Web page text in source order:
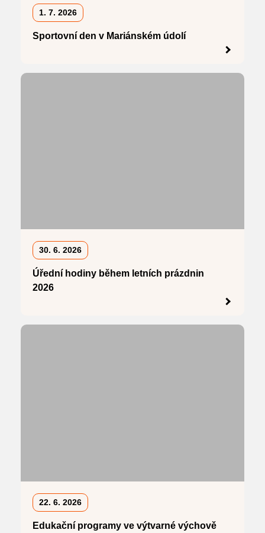
1. 7. 2026
Sportovní den v Mariánském údolí
30. 6. 2026
Úřední hodiny během letních prázdnin
2026
22. 6. 2026
Edukační programy ve výtvarné výchově